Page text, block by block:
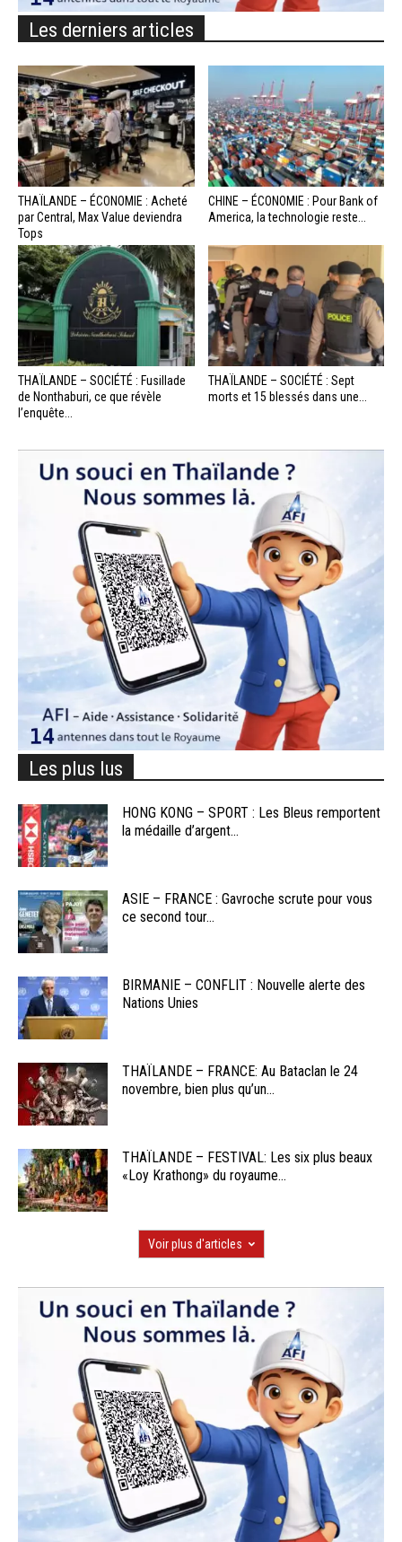
Les derniers articles
THAÏLANDE – ÉCONOMIE : Acheté
par Central, Max Value deviendra
Tops
CHINE – ÉCONOMIE : Pour Bank of
America, la technologie reste...
THAÏLANDE – SOCIÉTÉ : Fusillade
de Nonthaburi, ce que révèle
l’enquête...
THAÏLANDE – SOCIÉTÉ : Sept
morts et 15 blessés dans une...
Les plus lus
HONG KONG – SPORT : Les Bleus remportent
la médaille d’argent...
ASIE – FRANCE : Gavroche scrute pour vous
ce second tour...
BIRMANIE – CONFLIT : Nouvelle alerte des
Nations Unies
THAÏLANDE – FRANCE: Au Bataclan le 24
novembre, bien plus qu’un...
THAÏLANDE – FESTIVAL: Les six plus beaux
«Loy Krathong» du royaume...
Voir plus d'articles